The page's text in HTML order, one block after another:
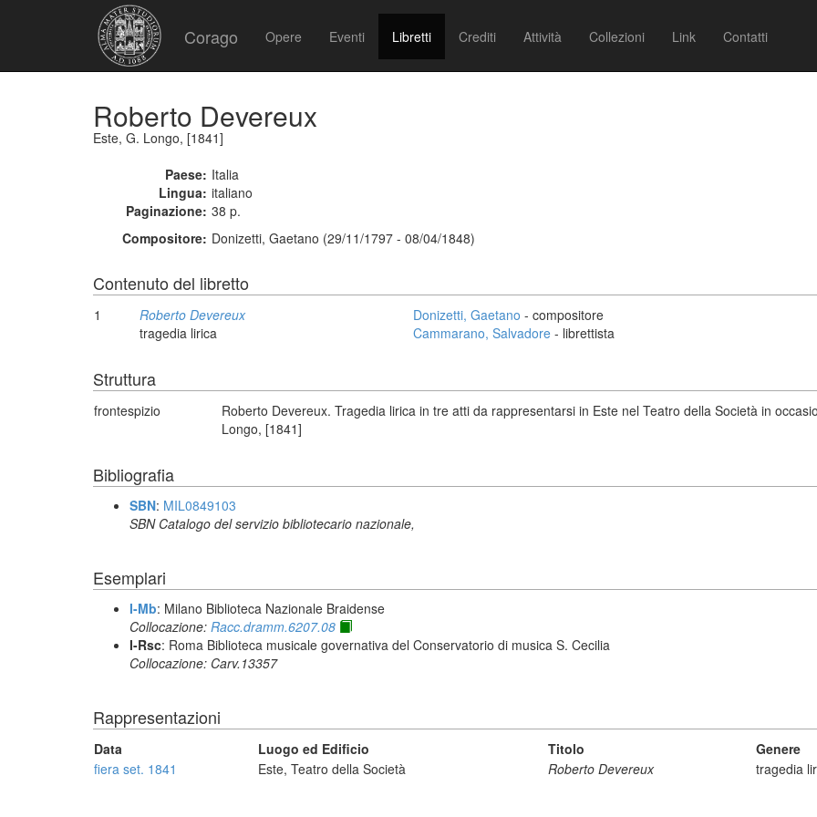
Corago Opere Eventi Libretti Crediti Attività Collezioni Link Contatti
Roberto Devereux
Este, G. Longo, [1841]
Paese: Italia
Lingua: italiano
Paginazione: 38 p.
Compositore: Donizetti, Gaetano (29/11/1797 - 08/04/1848)
Contenuto del libretto
1
Roberto Devereux
tragedia lirica
Donizetti, Gaetano - compositore
Cammarano, Salvadore - librettista
Struttura
frontespizio
Roberto Devereux. Tragedia lirica in tre atti da rappresentarsi in Este nel Teatro della Società in
Longo, [1841]
Bibliografia
SBN: MIL0849103
SBN Catalogo del servizio bibliotecario nazionale,
Esemplari
I-Mb: Milano Biblioteca Nazionale Braidense
Collocazione: Racc.dramm.6207.08
I-Rsc: Roma Biblioteca musicale governativa del Conservatorio di musica S. Cecilia
Collocazione: Carv.13357
Rappresentazioni
Data Luogo ed Edificio Titolo Genere
fiera set. 1841
Este, Teatro della Società Roberto Devereux tragedia